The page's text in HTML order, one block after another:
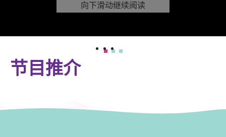
向下滑动继续阅读
节目推介